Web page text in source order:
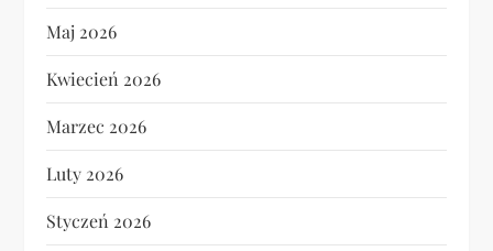
Maj 2026
Kwiecień 2026
Marzec 2026
Luty 2026
Styczeń 2026